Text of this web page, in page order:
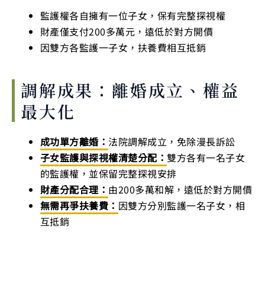
監護權各自擁有一位子女，保有完整探視權
財產僅支付200多萬元，遠低於對方開價
因雙方各監護一子女，扶養費相互抵銷
調解成果：離婚成立、權益
最大化
成功單方離婚： 法院調解成立，免除漫長訴訟
子女監護與探視權清楚分配：雙方各有一名子女
的監護權，並保留完整探視安排
財產分配合理： 由200多萬和解，遠低於對方開價
無需再爭扶養費： 因雙方分別監護一名子女，相
互抵銷